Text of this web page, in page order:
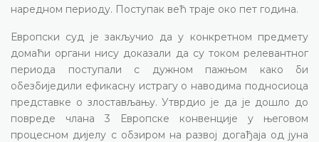
наредном периоду. Поступак већ траје око пет година.
Европски суд је закључио да у конкретном предмету
домаћи органи нису доказали да су током релевантног
периода поступали с дужном пажњом како би
обезбиједили ефикасну истрагу о наводима подносиоца
представке о злостављању. Утврдио је да је дошло до
повреде члана 3 Европске конвенције у његовом
процесном дијелу с обзиром на развој догађаја од јуна